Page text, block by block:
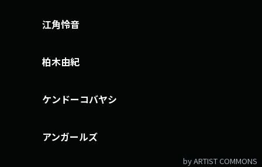
江角怜音
柏木由紀
ケンドーコバヤシ
アンガールズ
by ARTIST COMMONS